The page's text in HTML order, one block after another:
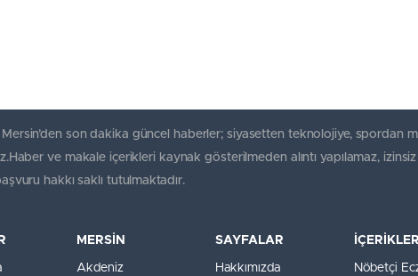
son dakika güncel haberler; siyasetten teknolojiye, spordan
ve makale içerikleri kaynak gösterilmeden alıntı yapılamaz,
hakkı saklı tutulmaktadır.
MERSİN
Akdeniz
SAYFALAR
Hakkımızda
İÇERİKLER
Nöbetçi